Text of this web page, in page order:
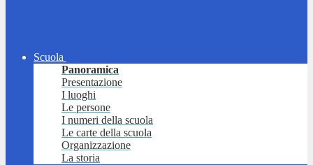
Scuola
Panoramica
Presentazione
I luoghi
Le persone
I numeri della scuola
Le carte della scuola
Organizzazione
La storia